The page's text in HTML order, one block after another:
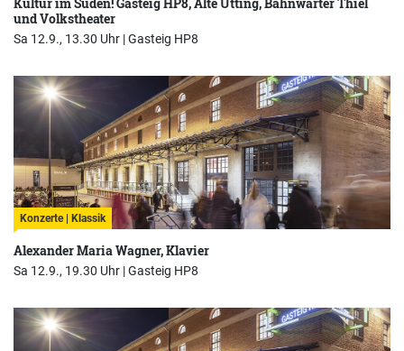
und Volkstheater
Sa 12.9., 13.30 Uhr |Gasteig HP8
Konzerte | Klassik
Alexander Maria Wagner, Klavier
Sa 12.9., 19.30 Uhr |Gasteig HP8